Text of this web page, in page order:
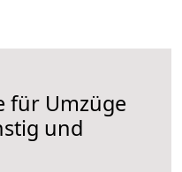
für Umzüge
und